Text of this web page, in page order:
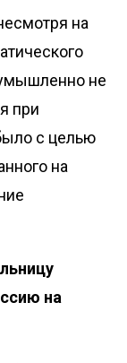
на
не
при
с целью
на
на